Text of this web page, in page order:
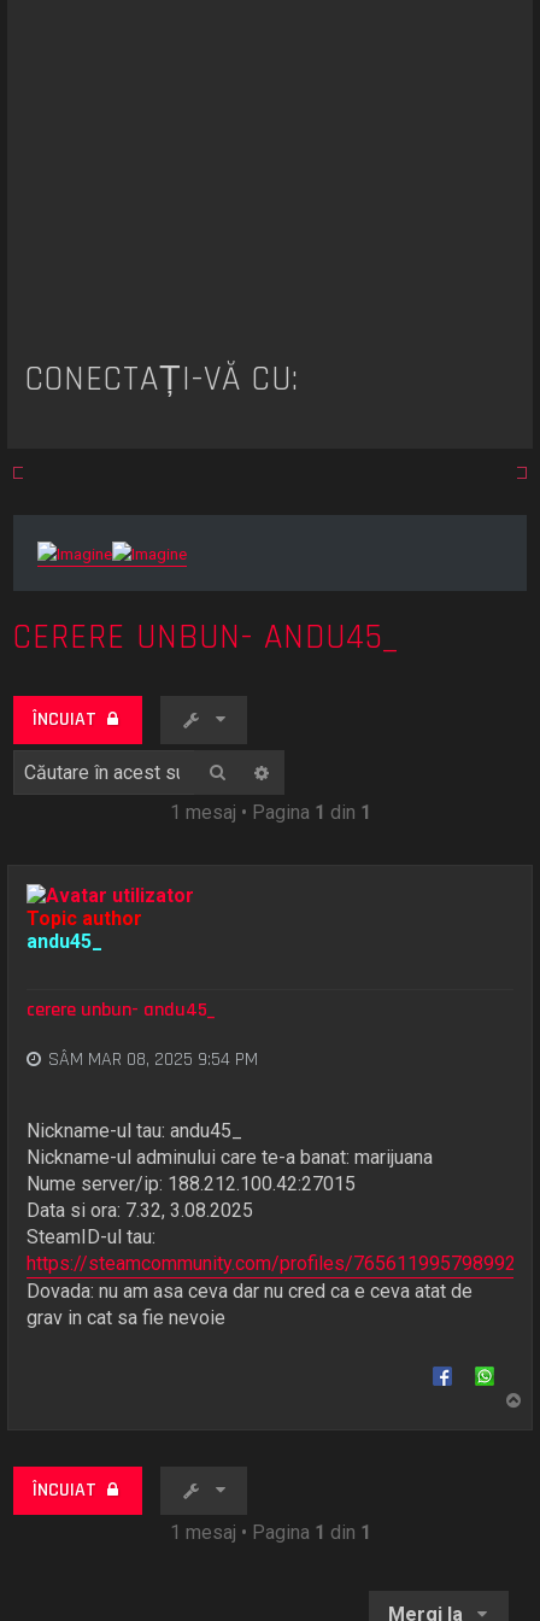
CONECTAȚI-VĂ CU:
CERERE UNBUN- ANDU45_
ÎNCUIAT
Căutare
1 mesaj • Pagina 1 din 1
Topic author
andu45_
cerere unbun- andu45_
SÂM MAR 08, 2025 9:54 PM
Nickname-ul tau: andu45_
Nickname-ul adminului care te-a banat: marijuana
Nume server/ip: 188.212.100.42:27015
Data si ora: 7.32, 3.08.2025
SteamID-ul tau:
https://steamcommunity.com/profiles/
Dovada: nu am asa ceva dar nu cred ca e ceva atat de
grav in cat sa fie nevoie
ÎNCUIAT
1 mesaj • Pagina 1 din 1
Mergi la